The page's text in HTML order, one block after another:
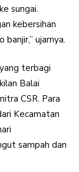
sungai.
kebersihan
banjir,” ujarnya.
terbagi
Balai
CSR. Para
Kecamatan
sampah dan